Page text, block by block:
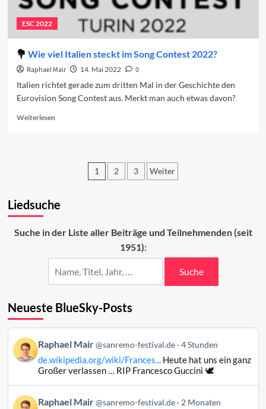
ESC 2022
Wie viel Italien steckt im Song Contest 2022?
Raphael Mair 14. Mai 2022
0
Italien richtet gerade zum dritten Mal in der Geschichte den
Eurovision Song Contest aus. Merkt man auch etwas davon?
WeiterlesenRead
Song
2022?
Beiträge
1 2 3 Weiter
Liedsuche
Suche in der Liste aller Beiträge und Teilnehmenden (seit
1951):
Suche
Neueste BlueSky-Posts
Beitrag
von
Raphael
Bluesky
Raphael Mair @sanremo-festival.de 4 Stunden
de.wikipedia.org/wiki/Frances...Heute hat uns ein ganz
Großer verlassen … RIP Francesco Guccini 🕊️
BeitragRaphael Mair @sanremo-festival.de 2 Monaten